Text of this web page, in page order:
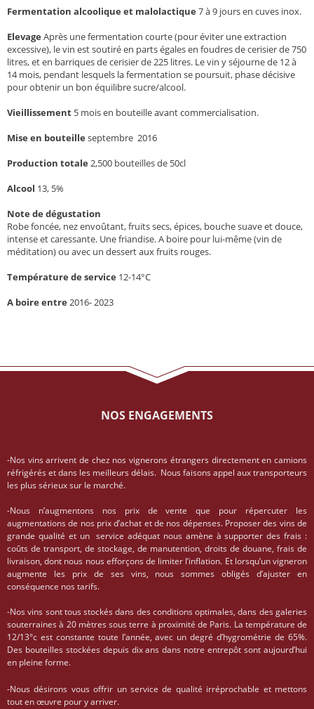
Fermentation alcoolique et malolactique 7 à 9 jours en cuves inox.
Elevage Après une fermentation courte (pour éviter une extraction
excessive), le vin est soutiré en parts égales en foudres de cerisier de 750
litres, et en barriques de cerisier de 225 litres. Le vin y séjourne de 12 à
14 mois, pendant lesquels la fermentation se poursuit, phase décisive
pour obtenir un bon équilibre sucre/alcool.
Vieillissement 5 mois en bouteille avant commercialisation.
Mise en bouteille septembre 2016
Production totale 2,500 bouteilles de 50cl
Alcool 13, 5%
Note de dégustation
Robe foncée, nez envoûtant, fruits secs, épices, bouche suave et douce,
intense et caressante. Une friandise. A boire pour lui-même (vin de
méditation) ou avec un dessert aux fruits rouges.
Température de service 12-14°C
A boire entre 2016- 2023
NOS ENGAGEMENTS
-Nos vins arrivent de chez nos vignerons étrangers directement en camions
réfrigérés et dans les meilleurs délais. Nous faisons appel aux transporteurs
les plus sérieux sur le marché.
-Nous n’augmentons nos prix de vente que pour répercuter les
augmentations de nos prix d’achat et de nos dépenses. Proposer des vins de
grande qualité et un service adéquat nous amène à supporter des frais :
coûts de transport, de stockage, de manutention, droits de douane, frais de
livraison, dont nous nous efforçons de limiter l’inflation. Et lorsqu’un vigneron
augmente les prix de ses vins, nous sommes obligés d’ajuster en
conséquence nos tarifs.
-Nos vins sont tous stockés dans des conditions optimales, dans des galeries
souterraines à 20 mètres sous terre à proximité de Paris. La température de
12/13°c est constante toute l’année, avec un degré d’hygrométrie de 65%.
Des bouteilles stockées depuis dix ans dans notre entrepôt sont aujourd’hui
en pleine forme.
-Nous désirons vous offrir un service de qualité irréprochable et mettons
tout en œuvre pour y arriver.